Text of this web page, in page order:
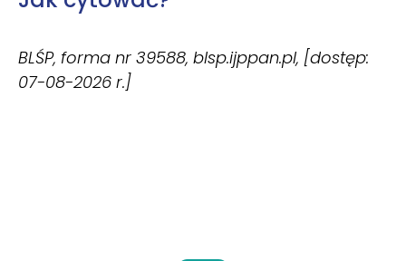
BLŚP, forma nr 39588, blsp.ijppan.pl, [dostęp:
07-08-2026 r.]